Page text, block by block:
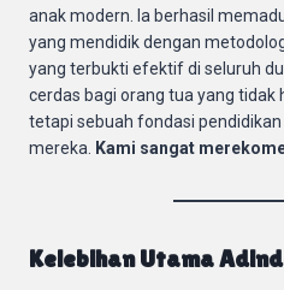
anak modern. Ia berhasil
yang mendidik dengan
yang terbukti efektif di seluruh
cerdas bagi orang tua yang tidak
tetapi sebuah fondasi
mereka.
Kami sangat
Kelebihan Utama